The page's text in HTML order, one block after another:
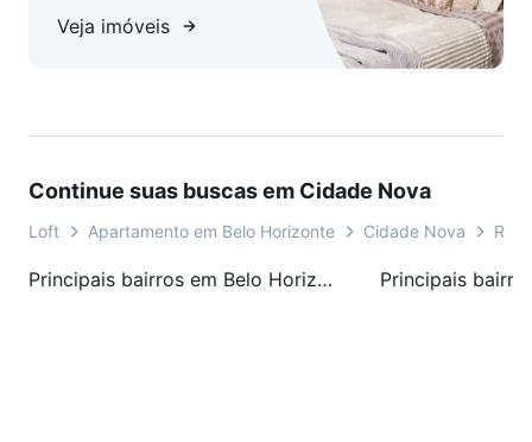
Veja imóveis
Continue suas buscas em Cidade Nova
Loft Apartamento em Belo Horizonte Cidade Nova Rua
Principais bairros em Belo Horizonte, MG